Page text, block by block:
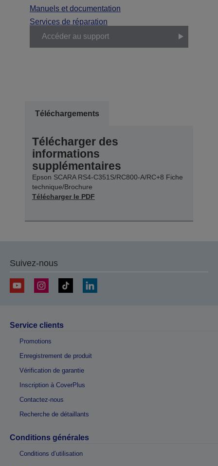
Manuels et documentation
Services de réparation
Accéder au support
Téléchargements
Télécharger des
informations
supplémentaires
Epson SCARA RS4-C351S/RC800-A/RC+8 Fiche
technique/Brochure
Télécharger le PDF
Suivez-nous
Service clients
Promotions
Enregistrement de produit
Vérification de garantie
Inscription à CoverPlus
Contactez-nous
Recherche de détaillants
Conditions générales
Conditions d’utilisation